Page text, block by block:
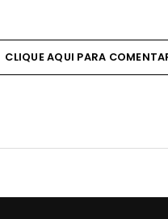
CLIQUE AQUI PARA